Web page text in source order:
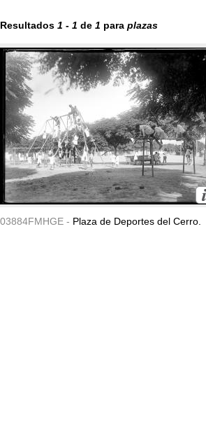
Resultados 1 - 1 de 1 para plazas
03884FMHGE - Plaza de Deportes del Cerro.